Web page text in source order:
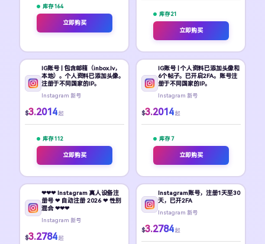
库存 164
立即购买
库存 21
立即购买
IG账号 | 包含邮箱（inbox.lv，
本地）。个人资料已添加头像。
注册于不同国家的IP。
Instagram 新号
$3.2014 起
库存 112
立即购买
IG账号 | 个人资料已添加头像和
6个帖子。已开启2FA。账号注
册于不同国家的IP。
Instagram 新号
$3.2014 起
库存 7
立即购买
❤❤❤ Instagram 真人设备注
册号 ❤ 自动注册 2026 ❤ 性别
混合 ❤❤❤
Instagram 新号
$3.2784 起
Instagram账号，注册1天至30
天，已开2FA
Instagram 新号
$3.2784 起